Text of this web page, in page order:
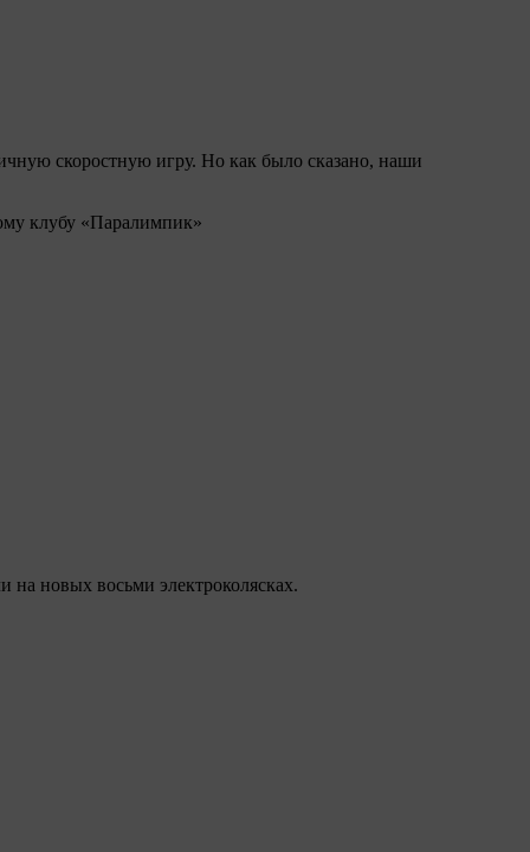
скоростную игру. Но как было сказано, наши
клубу «Паралимпик»
новых восьми электроколясках.